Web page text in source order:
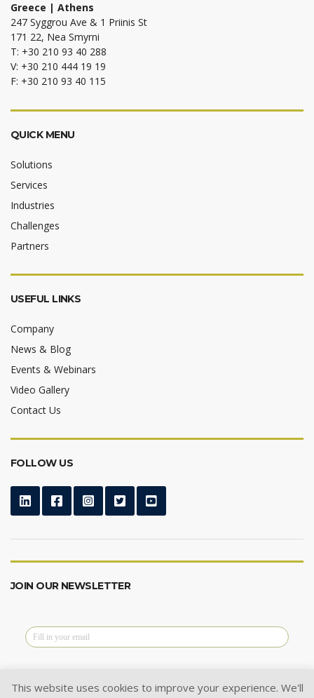
Greece | Athens
247 Syggrou Ave & 1 Priinis St
171 22, Nea Smyrni
T: +30 210 93 40 288
V: +30 210 444 19 19
F: +30 210 93 40 115
QUICK MENU
Solutions
Services
Industries
Challenges
Partners
USEFUL LINKS
Company
News & Blog
Events & Webinars
Video Gallery
Contact Us
FOLLOW US
JOIN OUR NEWSLETTER
This website uses cookies to improve your experience. We'll